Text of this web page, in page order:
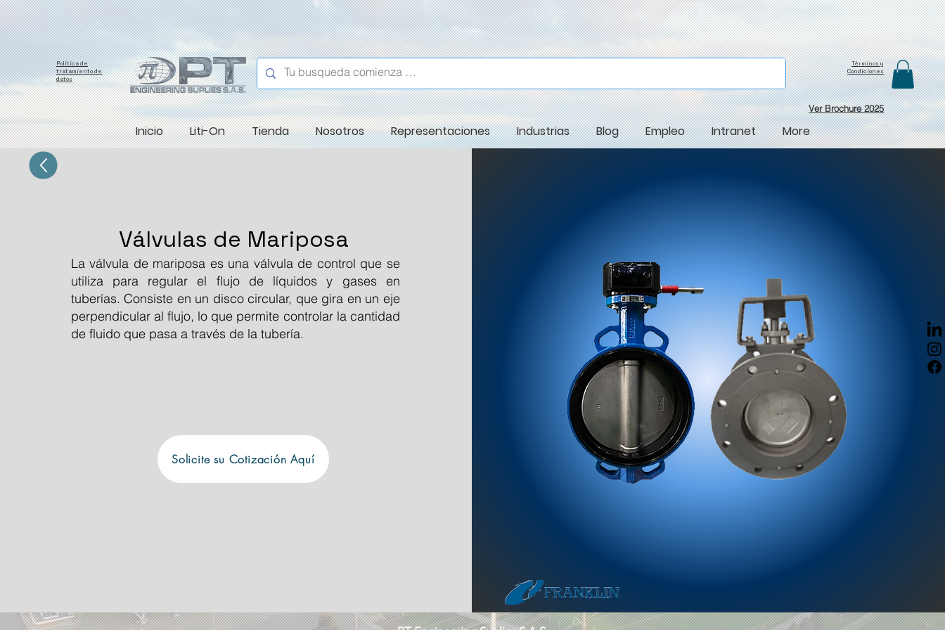
Política de
tratamiento de
datos
Términos y
Condiciones
Ver Brochure 2025
Inicio Liti-On Tienda Nosotros Representaciones Industrias Blog Empleo Intranet More
Válvulas de Mariposa
La válvula de mariposa es una válvula de control que se
utiliza para regular el flujo de líquidos y gases en
tuberías. Consiste en un disco circular, que gira en un eje
perpendicular al flujo, lo que permite controlar la cantidad
de fluido que pasa a través de la tubería.
Solicite su Cotización Aquí